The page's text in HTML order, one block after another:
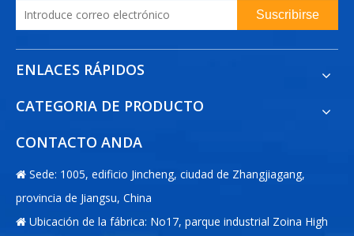
Suscribirse
ENLACES RÁPIDOS
CATEGORIA DE PRODUCTO
CONTACTO ANDA
 Sede: 1005, edificio Jincheng, ciudad de Zhangjiagang,
provincia de Jiangsu, China
 Ubicación de la fábrica: No17, parque industrial Zoina High